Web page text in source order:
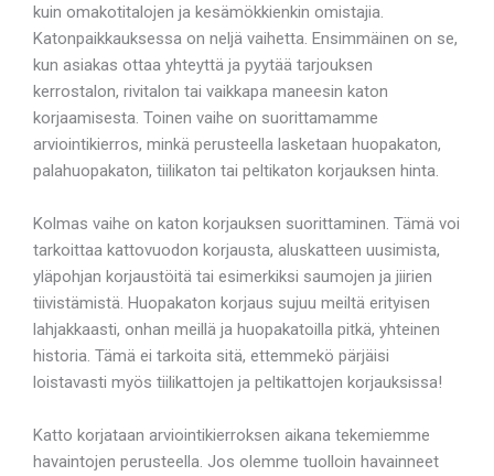
kuin omakotitalojen ja kesämökkienkin omistajia.
Katonpaikkauksessa on neljä vaihetta. Ensimmäinen on se,
kun asiakas ottaa yhteyttä ja pyytää tarjouksen
kerrostalon, rivitalon tai vaikkapa maneesin katon
korjaamisesta. Toinen vaihe on suorittamamme
arviointikierros, minkä perusteella lasketaan huopakaton,
palahuopakaton, tiilikaton tai peltikaton korjauksen hinta.
Kolmas vaihe on katon korjauksen suorittaminen. Tämä voi
tarkoittaa kattovuodon korjausta, aluskatteen uusimista,
yläpohjan korjaustöitä tai esimerkiksi saumojen ja jiirien
tiivistämistä. Huopakaton korjaus sujuu meiltä erityisen
lahjakkaasti, onhan meillä ja huopakatoilla pitkä, yhteinen
historia. Tämä ei tarkoita sitä, ettemmekö pärjäisi
loistavasti myös tiilikattojen ja peltikattojen korjauksissa!
Katto korjataan arviointikierroksen aikana tekemiemme
havaintojen perusteella. Jos olemme tuolloin havainneet